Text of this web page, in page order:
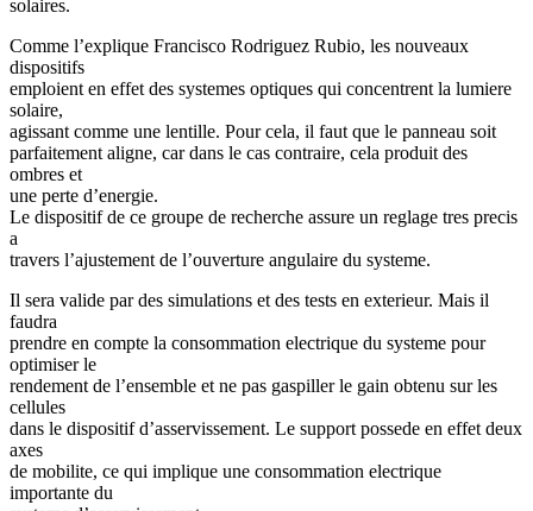
solaires.
Comme l’explique Francisco Rodriguez Rubio, les nouveaux
dispositifs
emploient en effet des systemes optiques qui concentrent la lumiere
solaire,
agissant comme une lentille. Pour cela, il faut que le panneau soit
parfaitement aligne, car dans le cas contraire, cela produit des
ombres et
une perte d’energie.
Le dispositif de ce groupe de recherche assure un reglage tres precis
a
travers l’ajustement de l’ouverture angulaire du systeme.
Il sera valide par des simulations et des tests en exterieur. Mais il
faudra
prendre en compte la consommation electrique du systeme pour
optimiser le
rendement de l’ensemble et ne pas gaspiller le gain obtenu sur les
cellules
dans le dispositif d’asservissement. Le support possede en effet deux
axes
de mobilite, ce qui implique une consommation electrique
importante du